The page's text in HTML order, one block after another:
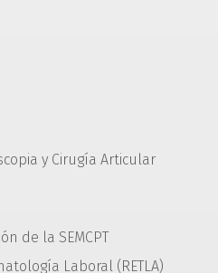
y Cirugía Articular
de la SEMCPT
Laboral (RETLA)